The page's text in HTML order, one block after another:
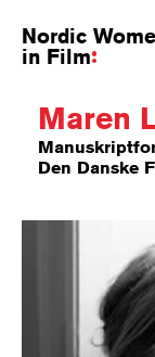
Nordic
in Film
Maren
Den Danske